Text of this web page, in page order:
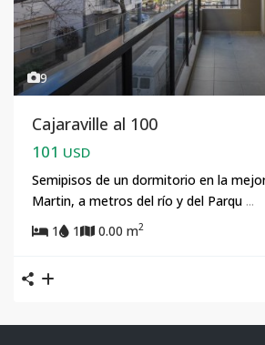
9
Cajaraville al 100
101 USD
Semipisos de un dormitorio en la
Martin, a metros del río y del Parqu ...
1
1 0.00 m2